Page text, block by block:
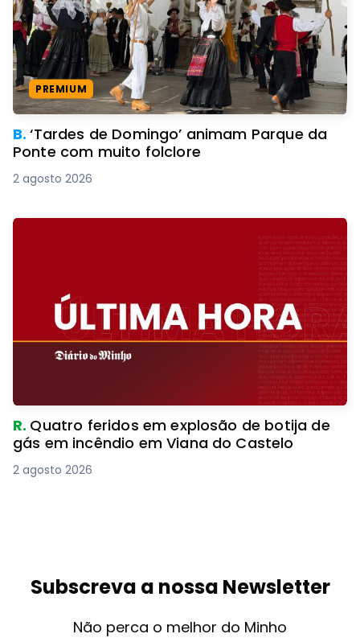
PREMIUM
B.‘Tardes de Domingo’ animam Parque da
Ponte com muito folclore
2 agosto 2026
R. Quatro feridos em explosão de botija de
gás em incêndio em Viana do Castelo
2 agosto 2026
Subscreva a nossa Newsletter
Não perca o melhor do Minho